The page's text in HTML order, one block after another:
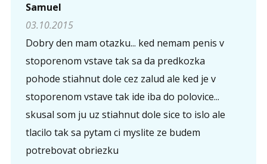
Samuel
03.10.2015
Dobry den mam otazku... ked nemam penis v
stoporenom vstave tak sa da predkozka
pohode stiahnut dole cez zalud ale ked je v
stoporenom vstave tak ide iba do polovice...
skusal som ju uz stiahnut dole sice to islo ale
tlacilo tak sa pytam ci myslite ze budem
potrebovat obriezku